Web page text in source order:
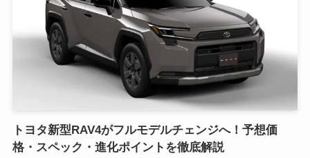
トヨタ新型RAV4がフルモデルチェンジへ！予想価
格・スペック・進化ポイントを徹底解説